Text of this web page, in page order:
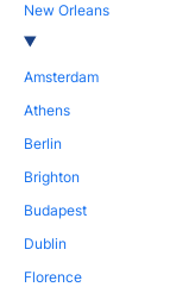
New Orleans
Amsterdam
Athens
Berlin
Brighton
Budapest
Dublin
Florence